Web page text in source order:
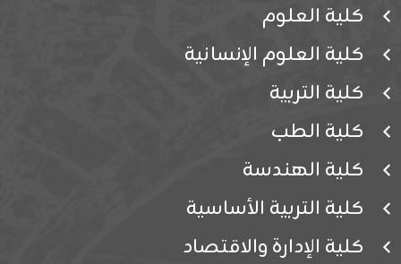
كلية العلوم
كلية العلوم الإنسانية
كلية التربية
كلية الطب
كلية الهندسة
كلية التربية الأساسية
كلية الإدارة والاقتصاد